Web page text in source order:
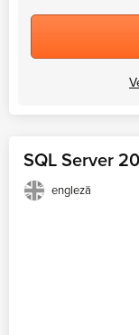
SQL Server
engleză